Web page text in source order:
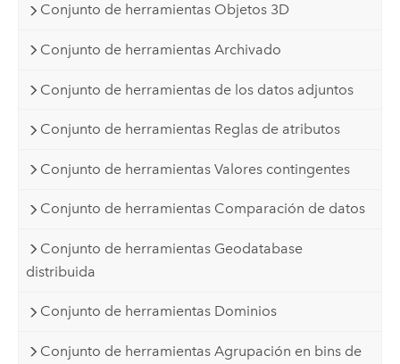
Conjunto de herramientas Objetos 3D
Conjunto de herramientas Archivado
Conjunto de herramientas de los datos adjuntos
Conjunto de herramientas Reglas de atributos
Conjunto de herramientas Valores contingentes
Conjunto de herramientas Comparación de datos
Conjunto de herramientas Geodatabase
distribuida
Conjunto de herramientas Dominios
Conjunto de herramientas Agrupación en bins de